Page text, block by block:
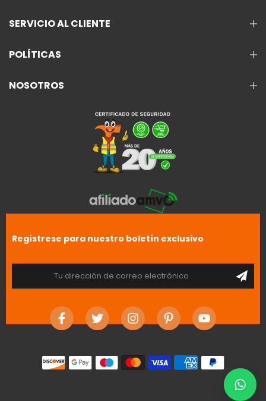
SERVICIO AL CLIENTE
POLÍTICAS
NOSOTROS
Regístrese para nuestro boletín exclusivo